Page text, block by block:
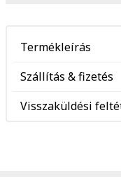
Termékleírás
Szállítás & fizetés
Visszaküldési